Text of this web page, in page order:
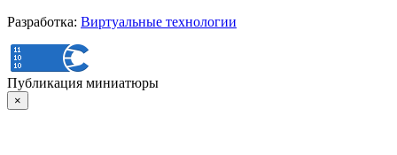
Разработка: Виртуальные технологии
Публикация миниатюры
×